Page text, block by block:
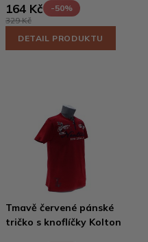
164 Kč
-50%
329 Kč
DETAIL PRODUKTU
Tmavě červené pánské
tričko s knoflíčky Kolton